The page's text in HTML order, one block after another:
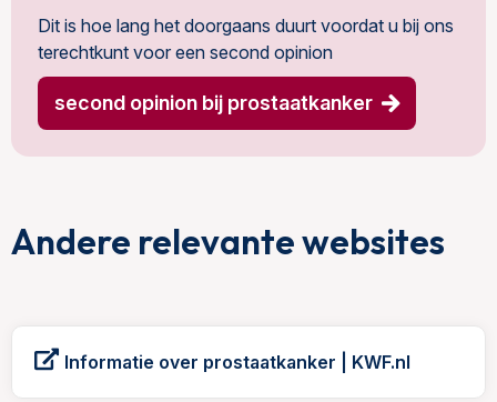
Dit is hoe lang het doorgaans duurt voordat u bij ons
terechtkunt voor een second opinion
second opinion bij prostaatkanker
Andere relevante websites
Informatie over prostaatkanker | KWF.nl